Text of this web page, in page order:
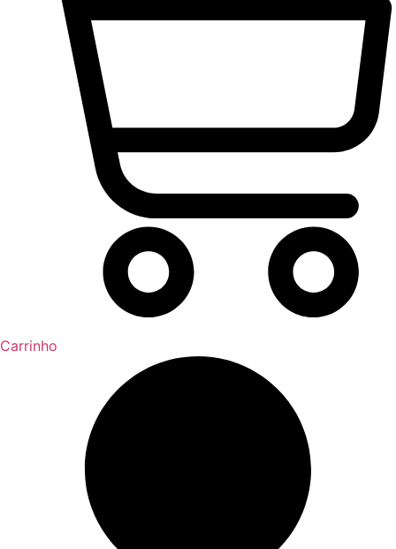
Carrinho